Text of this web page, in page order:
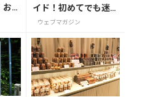
お
イド！初めてでも迷わ
ない
ウェブマガジン